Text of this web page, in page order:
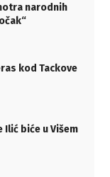
narodnih
kod Tackove
Ilić biće u Višem